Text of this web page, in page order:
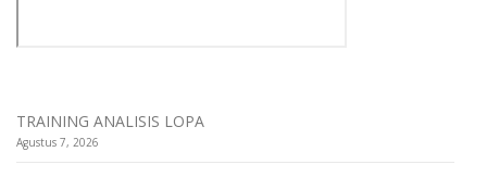
TRAINING ANALISIS LOPA
Agustus 7, 2026